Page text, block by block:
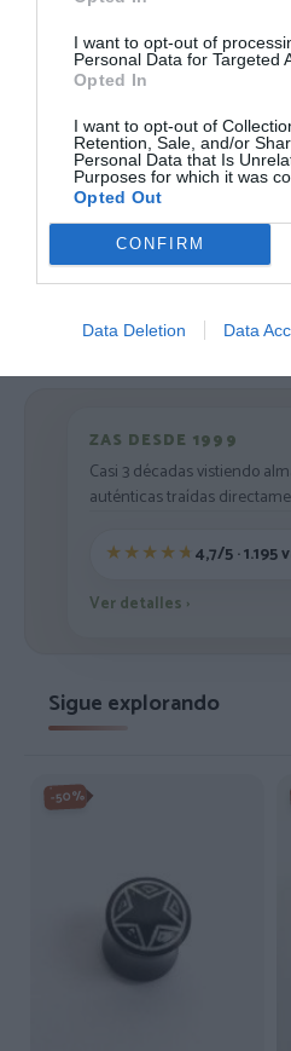
I want to opt-out of
Personal Data for Targeted
Opted In
I want to opt-out of
Retention, Sale, and/or
Personal Data that Is
Purposes for which it was
Opted Out
CONFIRM
Data Deletion Data
Ver producto
ZAS DESDE 1999
Casi 3 décadas vistiendo
auténticas traídas
4,7/5 ·
Ver detalles ›
Sigue explorando
-50%